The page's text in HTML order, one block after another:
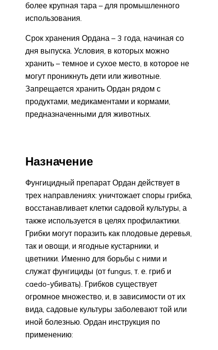
более крупная тара – для промышленного
использования.
Срок хранения Ордана – 3 года, начиная со
дня выпуска. Условия, в которых можно
хранить – темное и сухое место, в которое не
могут проникнуть дети или животные.
Запрещается хранить Ордан рядом с
продуктами, медикаментами и кормами,
предназначенными для животных.
Назначение
Фунгицидный препарат Ордан действует в
трех направлениях: уничтожает споры грибка,
восстанавливает клетки садовой культуры, а
также используется в целях профилактики.
Грибки могут поразить как плодовые деревья,
так и овощи, и ягодные кустарники, и
цветники. Именно для борьбы с ними и
служат фунгициды (от fungus, т. е. гриб и
caedo-убивать). Грибков существует
огромное множество, и, в зависимости от их
вида, садовые культуры заболевают той или
иной болезнью. Ордан инструкция по
применению: